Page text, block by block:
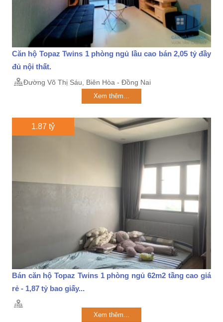
Căn hộ Topaz Twins 1 phòng ngủ lầu cao bán 2,05 tỷ đầy
đủ nội thất.
Đường Võ Thị Sáu, Biên Hòa - Đồng Nai
Xem thêm...
1.87 tỷ
Bán căn hộ Topaz Twins 1 phòng ngủ 62m2 tầng cao giá
rẻ - 1,87 tỷ bao giấy...
Xem thêm...